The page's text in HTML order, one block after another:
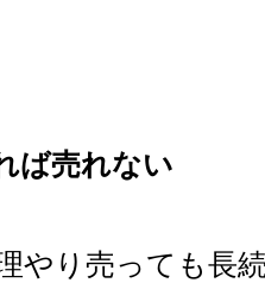
ば売れない
やり売っても長